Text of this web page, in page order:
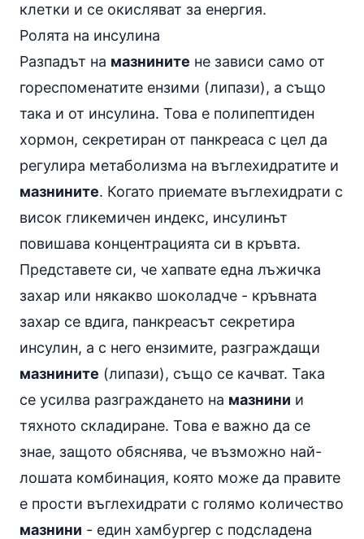
клетки и се окисляват за енергия.
Ролята на инсулина
Разпадът на мазнините не зависи само от
гореспоменатите ензими (липази), а също
така и от инсулина. Това е полипептиден
хормон, секретиран от панкреаса с цел да
регулира метаболизма на въглехидратите и
мазнините. Когато приемате въглехидрати с
висок гликемичен индекс, инсулинът
повишава концентрацията си в кръвта.
Представете си, че хапвате една лъжичка
захар или някакво шоколадче - кръвната
захар се вдига, панкреасът секретира
инсулин, а с него ензимите, разграждащи
мазнините (липази), също се качват. Така
се усилва разграждането на мазнини и
тяхното складиране. Това е важно да се
знае, защото обяснява, че възможно най-
лошата комбинация, която може да правите
е прости въглехидрати с голямо количество
мазнини - един хамбургер с подсладена